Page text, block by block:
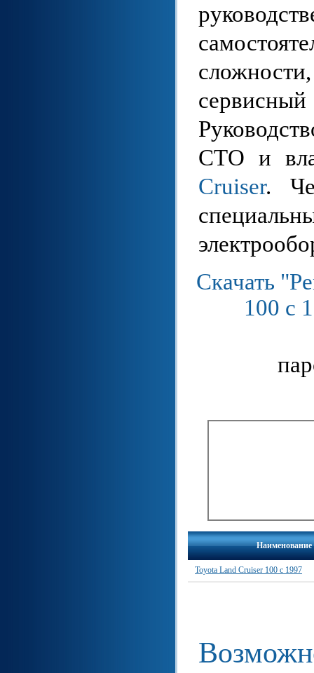
СТО и
Cruiser.
Скачать
100 с
Наименование
Toyota Land Cruiser 100 с 1997